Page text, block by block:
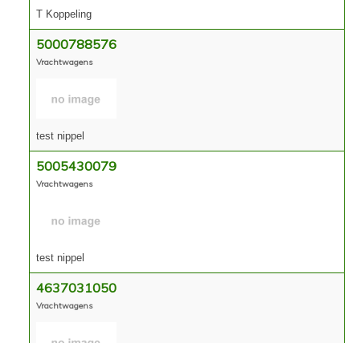
T Koppeling
5000788576
Vrachtwagens
test nippel
5005430079
Vrachtwagens
test nippel
4637031050
Vrachtwagens